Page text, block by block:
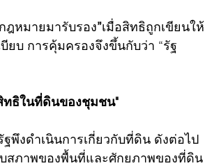
กฎหมายมารับรอง”เมื่อสิทธิถูกเขียนให้
บ การคุ้มครองจึงขึ้นกับว่า “รัฐ
ทธิในที่ดินของชุมชน"
พึงดำเนินการเกี่ยวกับที่ดิน ดังต่อไป
บสภาพของพื้นที่และศักยภาพของที่ดิน